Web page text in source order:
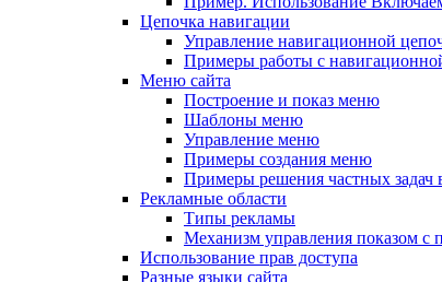
Цепочка навигации
Управление навигационной
Примеры работы с
Меню сайта
Построение и показ меню
Шаблоны меню
Управление меню
Примеры создания меню
Примеры решения частных задач
Рекламные области
Типы рекламы
Механизм управления показом
Использование прав доступа
Разные языки сайта